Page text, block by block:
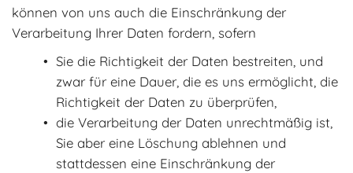
können von uns auch die Einschränkung der
Verarbeitung Ihrer Daten fordern, sofern
Sie die Richtigkeit der Daten bestreiten, und
zwar für eine Dauer, die es uns ermöglicht, die
Richtigkeit der Daten zu überprüfen,
die Verarbeitung der Daten unrechtmäßig ist,
Sie aber eine Löschung ablehnen und
stattdessen eine Einschränkung der